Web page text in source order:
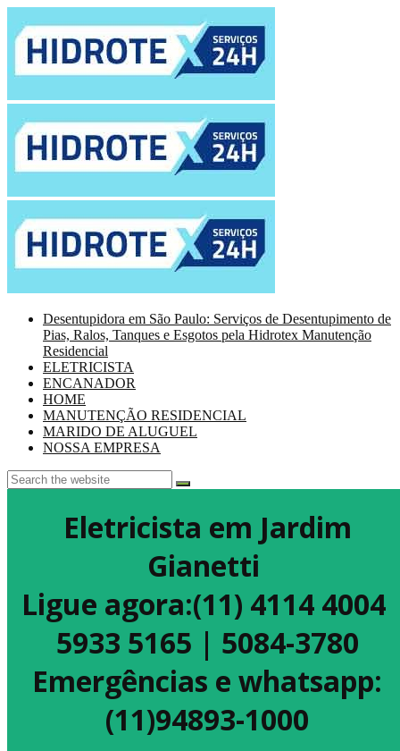
Desentupidora em São Paulo: Serviços de Desentupimento de
Pias, Ralos, Tanques e Esgotos pela Hidrotex Manutenção
Residencial
ELETRICISTA
ENCANADOR
HOME
MANUTENÇÃO RESIDENCIAL
MARIDO DE ALUGUEL
NOSSA EMPRESA
Eletricista em Jardim
Gianetti
Ligue agora:(11) 4114 4004
5933 5165 | 5084-3780
Emergências e whatsapp:
(11)94893-1000